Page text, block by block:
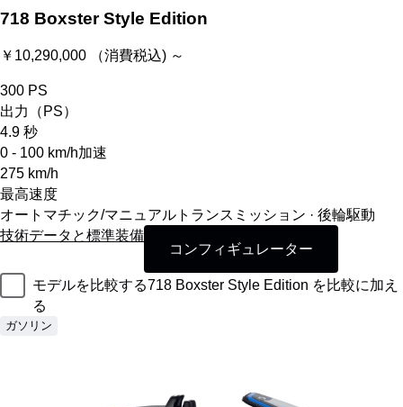
718 Boxster Style Edition
￥10,290,000 （消費税込) ～
300 PS
出力（PS）
4.9 秒
0 - 100 km/h加速
275 km/h
最高速度
オートマチック/マニュアルトランスミッション · 後輪駆動
技術データと標準装備
コンフィギュレーター
モデルを比較する718 Boxster Style Edition を比較に加え
る
ガソリン